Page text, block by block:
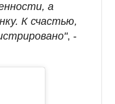
а
К счастью,
, -